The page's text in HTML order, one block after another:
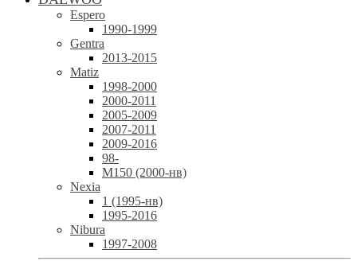
Espero
1990-1999
Gentra
2013-2015
Matiz
1998-2000
2000-2011
2005-2009
2007-2011
2009-2016
98-
М150 (2000-нв)
Nexia
1 (1995-нв)
1995-2016
Nibura
1997-2008